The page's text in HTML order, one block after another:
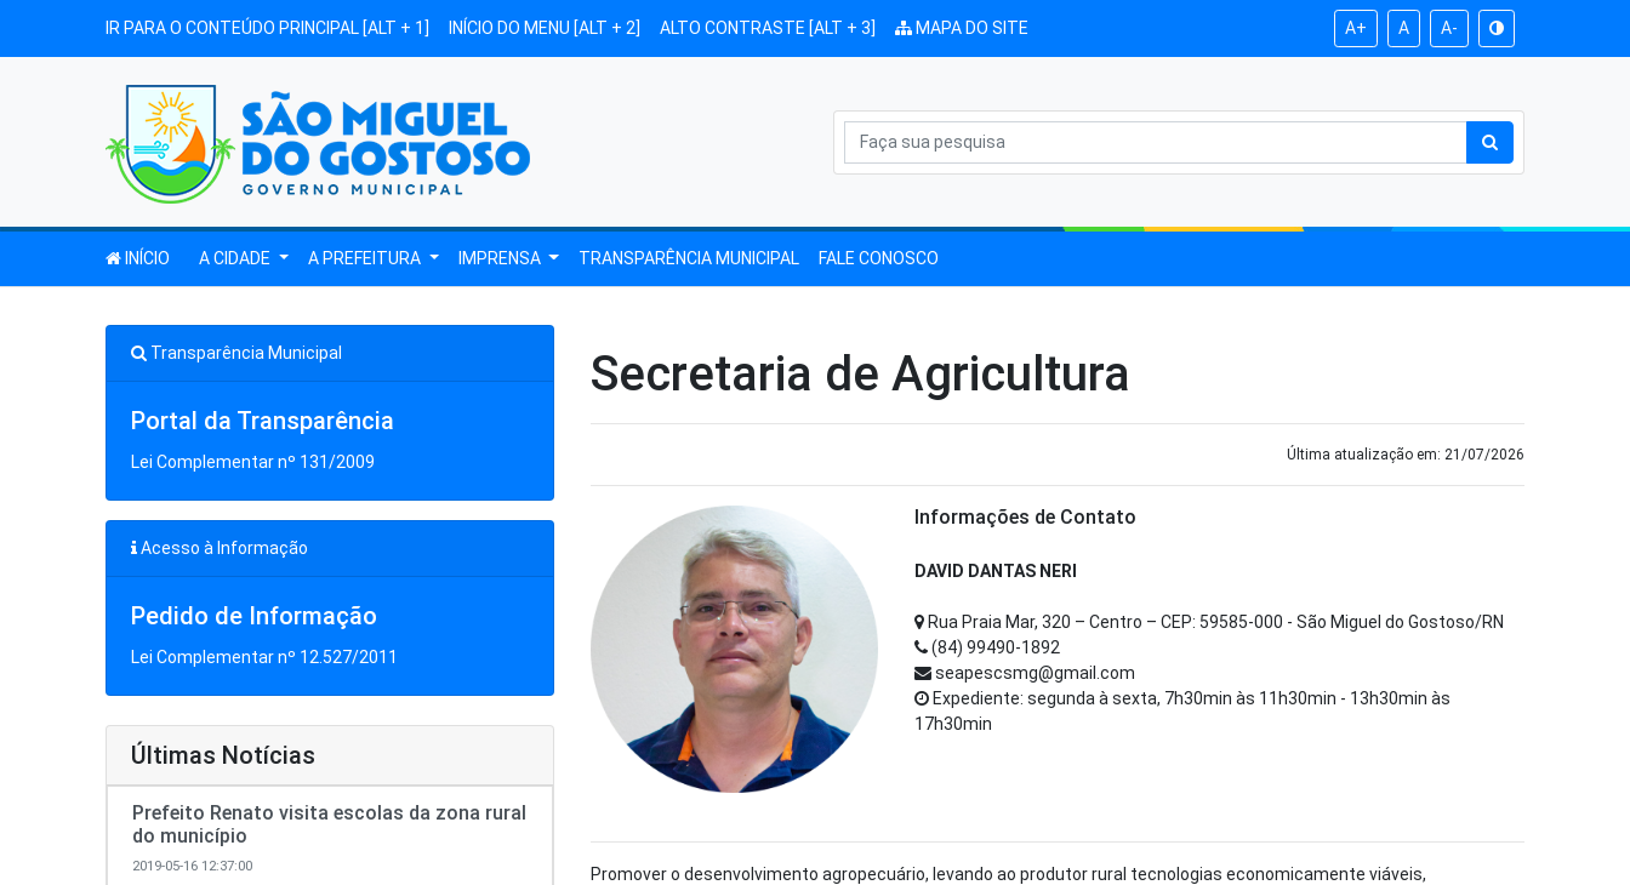
IR PARA O CONTEÚDO PRINCIPAL [ALT + 1] INÍCIO DO MENU [ALT + 2] ALTO CONTRASTE [ALT + 3] MAPA DO SITE A+ A A-
INÍCIO A CIDADE A PREFEITURA IMPRENSA TRANSPARÊNCIA MUNICIPAL FALE CONOSCO
Transparência Municipal
Portal da Transparência
Lei Complementar nº 131/2009
Acesso à Informação
Pedido de Informação
Lei Complementar nº 12.527/2011
Últimas Notícias
Prefeito Renato visita escolas da zona rural
do município
2019-05-16 12:37:00
Secretaria de Agricultura
Última atualização em: 21/07/2026
Informações de Contato
DAVID DANTAS NERI
Rua Praia Mar, 320 – Centro – CEP: 59585-000 - São Miguel do Gostoso/RN
(84) 99490-1892
seapescsmg@gmail.com
Expediente: segunda à sexta, 7h30min às 11h30min - 13h30min às
17h30min
Promover o desenvolvimento agropecuário, levando ao produtor rural tecnologias economicamente viáveis,